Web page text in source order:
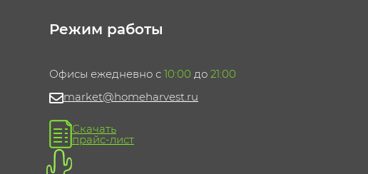
Режим работы
Офисы ежедневно с 10:00 до 21:00
market@homeharvest.ru
Скачать
прайс-лист